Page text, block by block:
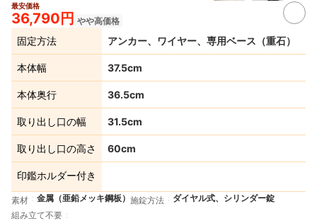
最安価格
36,790円 やや高価格
固定方法 アンカー、ワイヤー、専用ベース（重石）
本体幅 37.5cm
本体奥行 36.5cm
取り出し口の幅 31.5cm
取り出し口の高さ 60cm
印鑑ホルダー付き
素材 金属（亜鉛メッキ鋼板） 施錠方法
ダイヤル式、シリンダー錠
組み立て不要